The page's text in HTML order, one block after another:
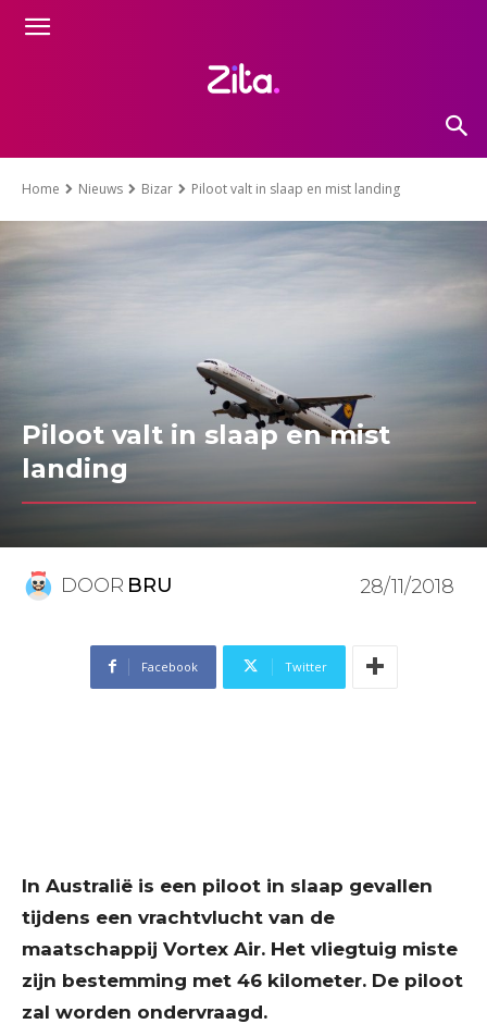
Home Nieuws Bizar Piloot valt in slaap en mist landing
Piloot valt in slaap en mist
landing
DOOR BRU 28/11/2018
Facebook Twitter
In Australië is een piloot in slaap gevallen
tijdens een vrachtvlucht van de
maatschappij Vortex Air. Het vliegtuig miste
zijn bestemming met 46 kilometer. De piloot
zal worden ondervraagd.